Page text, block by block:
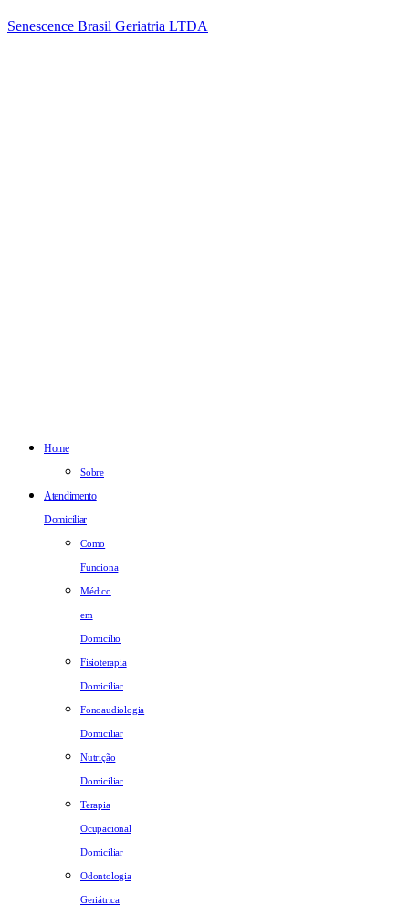
Senescence Brasil Geriatria LTDA
Home
Sobre
Atendimento
Domiciliar
Como
Funciona
Médico
em
Domicílio
Fisioterapia
Domiciliar
Fonoaudiologia
Domiciliar
Nutrição
Domiciliar
Terapia
Ocupacional
Domiciliar
Odontologia
Geriátrica